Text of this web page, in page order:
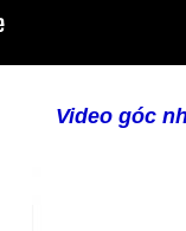
Video góc